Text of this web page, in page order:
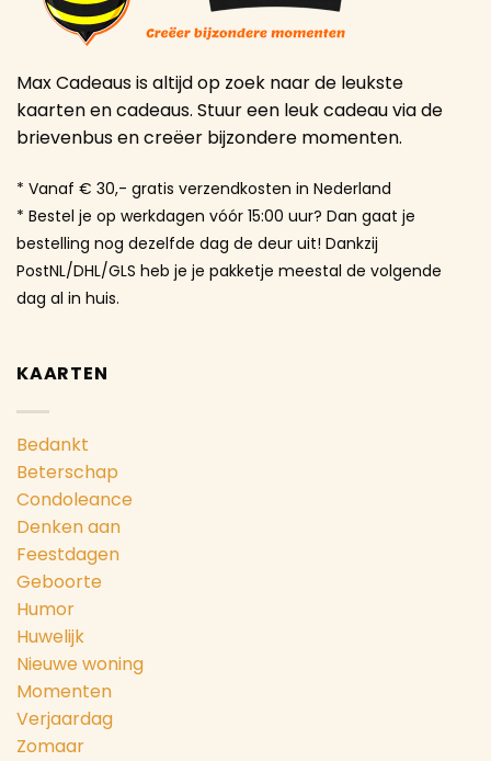
Max Cadeaus is altijd op zoek naar de leukste
kaarten en cadeaus. Stuur een leuk cadeau via de
brievenbus en creëer bijzondere momenten.
* Vanaf € 30,- gratis verzendkosten in Nederland
* Bestel je op werkdagen vóór 15:00 uur? Dan gaat je
bestelling nog dezelfde dag de deur uit! Dankzij
PostNL/DHL/GLS heb je je pakketje meestal de volgende
dag al in huis.
KAARTEN
Bedankt
Beterschap
Condoleance
Denken aan
Feestdagen
Geboorte
Humor
Huwelijk
Nieuwe woning
Momenten
Verjaardag
Zomaar